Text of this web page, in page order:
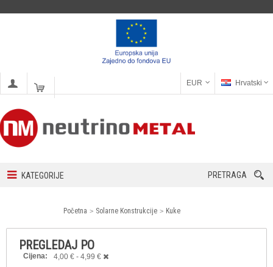
EUR Hrvatski
KATEGORIJE PRETRAGA
Početna Solarne Konstrukcije Kuke
PREGLEDAJ PO
Cijena: 4,00 € - 4,99 €